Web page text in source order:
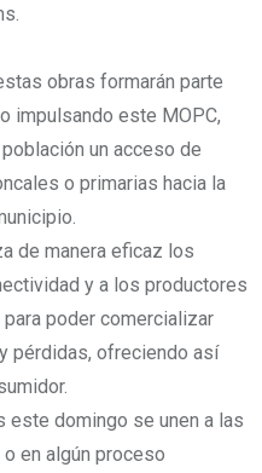
obras formarán parte
impulsando este MOPC,
un acceso de
o primarias hacia la
de manera eficaz los
y a los productores
poder comercializar
pérdidas, ofreciendo así
este domingo se unen a las
en algún proceso